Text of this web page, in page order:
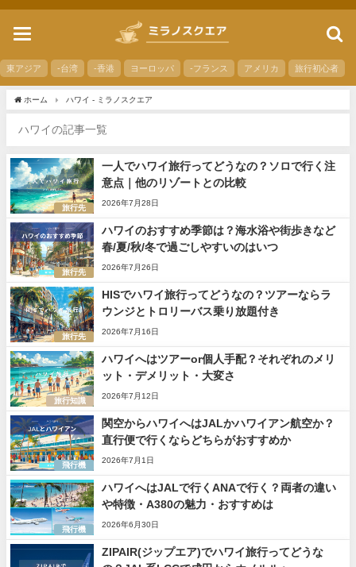
toggle
東アジア -台湾 -香港 ヨーロッパ -フランス アメリカ 旅行初心者
ホーム ハワイ - ミラノスクエア
ハワイの記事一覧
旅行先
一人でハワイ旅行ってどうなの？ソロで行く注
意点｜他のリゾートとの比較
2026年7月28日
旅行先
ハワイのおすすめ季節は？海水浴や街歩きなど
春/夏/秋/冬で過ごしやすいのはいつ
2026年7月26日
旅行先
HISでハワイ旅行ってどうなの？ツアーならラ
ウンジとトロリーバス乗り放題付き
2026年7月16日
旅行知識
ハワイへはツアーor個人手配？それぞれのメリ
ット・デメリット・大変さ
2026年7月12日
飛行機
関空からハワイへはJALかハワイアン航空か？
直行便で行くならどちらがおすすめか
2026年7月1日
飛行機
ハワイへはJALで行くANAで行く？両者の違い
や特徴・A380の魅力・おすすめは
2026年6月30日
ZIPAIR(ジップエア)でハワイ旅行ってどうな